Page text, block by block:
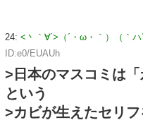
24: <丶｀∀´>（´・ω・｀）（｀
ID:e0/EUAUh
>日本のマスコミは「
という
>カビが生えたセリフ